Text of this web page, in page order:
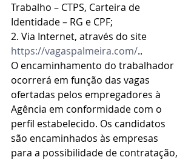
Trabalho – CTPS, Carteira de
Identidade – RG e CPF;
2. Via Internet, através do site
https://vagaspalmeira.com/..
O encaminhamento do trabalhador
ocorrerá em função das vagas
ofertadas pelos empregadores à
Agência em conformidade com o
perfil estabelecido. Os candidatos
são encaminhados às empresas
para a possibilidade de contratação,